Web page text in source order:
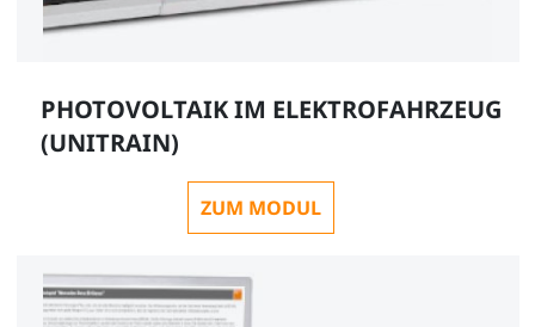
PHOTOVOLTAIK IM ELEKTROFAHRZEUG
(UNITRAIN)
ZUM MODUL